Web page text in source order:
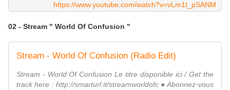
https://www.youtube.com/watch?v=vLm1t_pSANM
02 - Stream " World Of Confusion "
Stream - World Of Confusion (Radio Edit)
Stream - World Of Confusion Le titre disponible ici / Get the
track here : http://smarturl.it/streamworldofc ● Abonnez-vous